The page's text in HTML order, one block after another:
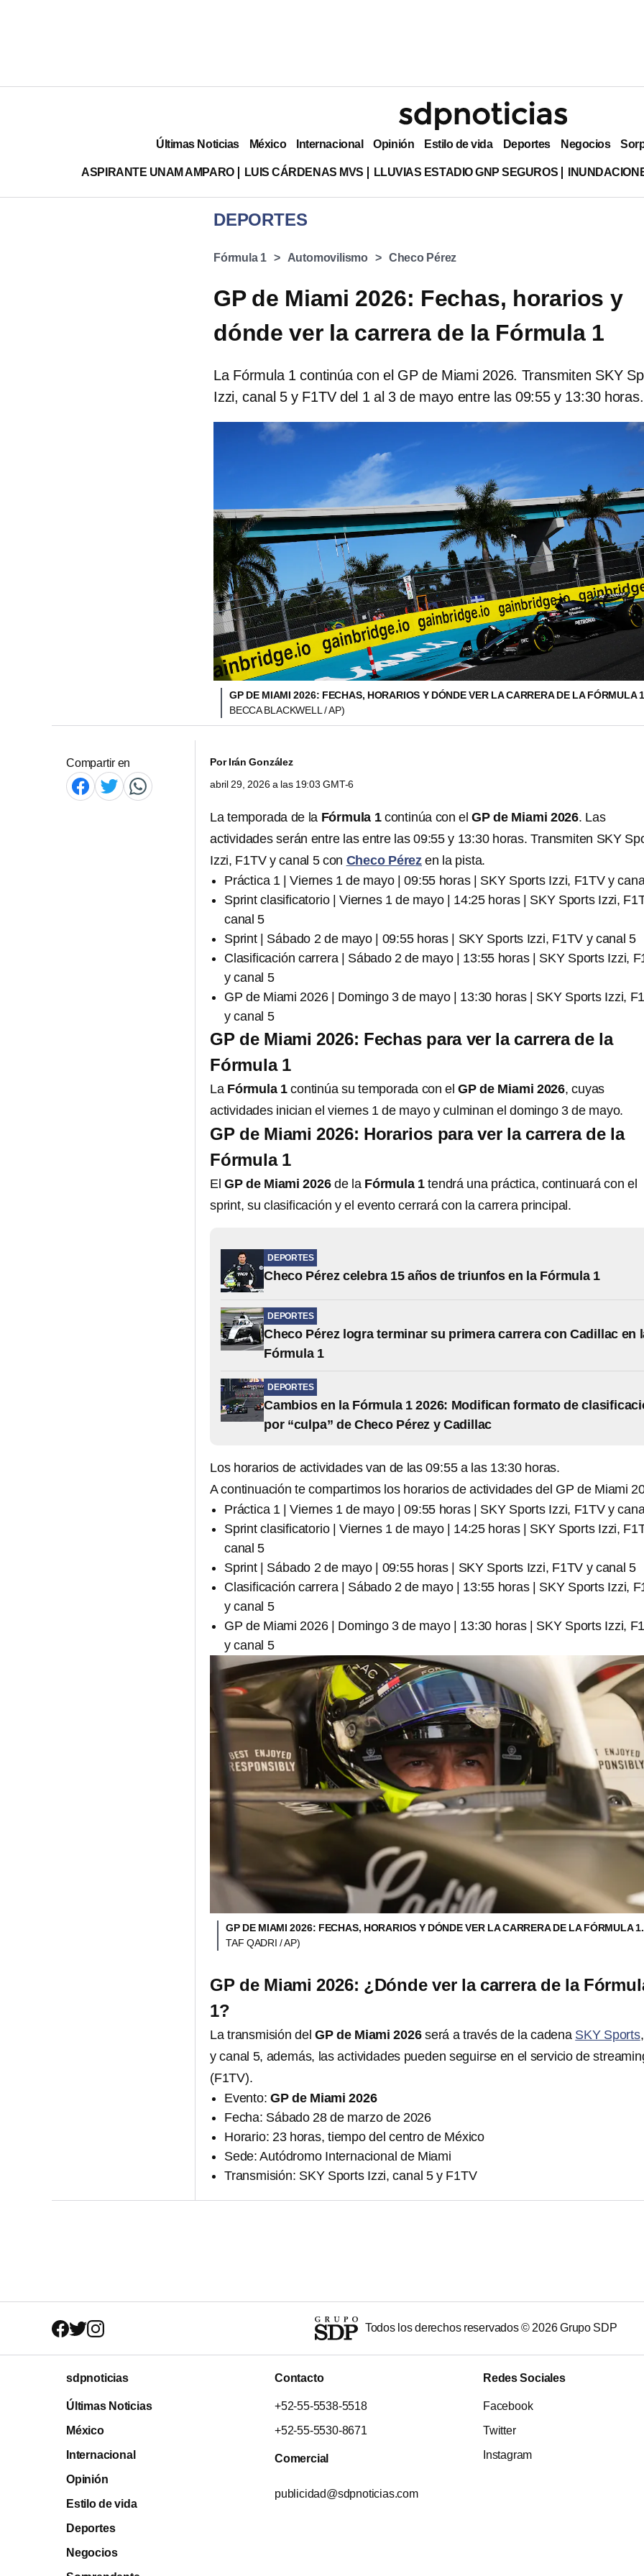
Últimas Noticias México Internacional Opinión Estilo de vida Deportes Negocios
ASPIRANTE UNAM AMPARO LUIS CÁRDENAS MVS LLUVIAS ESTADIO GNP SEGUROS
DEPORTES
Fórmula 1 Automovilismo Checo Pérez
GP de Miami 2026: Fechas, horarios y
dónde ver la carrera de la Fórmula 1
La Fórmula 1 continúa con el GP de Miami 2026. Transmiten SKY
Izzi, canal 5 y F1TV del 1 al 3 de mayo entre las 09:55 y 13:30 horas.
GP DE MIAMI 2026: FECHAS, HORARIOS Y DÓNDE VER LA CARRERA DE LA FÓRMULA
BECCA BLACKWELL / AP)
Compartir en PorIrán González
abril 29, 2026 a las 19:03 GMT-6
La temporada de la Fórmula 1continúa con elGP de Miami 2026. Las
actividades serán entre las entre las 09:55 y 13:30 horas. Transmiten SKY
Izzi, F1TV y canal 5 con Checo Pérez en la pista.
Práctica 1 | Viernes 1 de mayo | 09:55 horas | SKY Sports Izzi, F1TV y
Sprint clasificatorio | Viernes 1 de mayo | 14:25 horas | SKY Sports Izzi,
canal 5
Sprint | Sábado 2 de mayo | 09:55 horas | SKY Sports Izzi, F1TV y canal 5
Clasificación carrera | Sábado 2 de mayo | 13:55 horas | SKY Sports Izzi,
y canal 5
GP de Miami 2026 | Domingo 3 de mayo | 13:30 horas | SKY Sports Izzi,
y canal 5
GP de Miami 2026: Fechas para ver la carrera de la
Fórmula 1
La Fórmula 1continúa su temporada con elGP de Miami 2026, cuyas
actividades inician el viernes 1 de mayo y culminan el domingo 3 de mayo.
GP de Miami 2026: Horarios para ver la carrera de la
Fórmula 1
El GP de Miami 2026de la Fórmula 1tendrá una práctica, continuará con el
sprint, su clasificación y el evento cerrará con la carrera principal.
DEPORTES
Checo Pérez celebra 15 años de triunfos en la Fórmula 1
DEPORTES
Checo Pérez logra terminar su primera carrera con Cadillac en
Fórmula 1
DEPORTES
Cambios en la Fórmula 1 2026: Modifican formato de
por “culpa” de Checo Pérez y Cadillac
Los horarios de actividades van de las 09:55 a las 13:30 horas.
A continuación te compartimos los horarios de actividades del GP de Miami
Práctica 1 | Viernes 1 de mayo | 09:55 horas | SKY Sports Izzi, F1TV y
Sprint clasificatorio | Viernes 1 de mayo | 14:25 horas | SKY Sports Izzi,
canal 5
Sprint | Sábado 2 de mayo | 09:55 horas | SKY Sports Izzi, F1TV y canal 5
Clasificación carrera | Sábado 2 de mayo | 13:55 horas | SKY Sports Izzi,
y canal 5
GP de Miami 2026 | Domingo 3 de mayo | 13:30 horas | SKY Sports Izzi,
y canal 5
GP DE MIAMI 2026: FECHAS, HORARIOS Y DÓNDE VER LA CARRERA DE LA FÓRMULA
TAF QADRI / AP)
GP de Miami 2026: ¿Dónde ver la carrera de la
1?
La transmisión del GP de Miami 2026será a través de la cadena SKY Sports
y canal 5, además, las actividades pueden seguirse en el servicio de
(F1TV).
Evento: GP de Miami 2026
Fecha: Sábado 28 de marzo de 2026
Horario: 23 horas, tiempo del centro de México
Sede: Autódromo Internacional de Miami
Transmisión: SKY Sports Izzi, canal 5 y F1TV
Todos los derechos reservados ©2026Grupo SDP
sdpnoticias
Últimas Noticias
México
Internacional
Opinión
Estilo de vida
Deportes
Negocios
Contacto
+52-55-5538-5518
+52-55-5530-8671
Comercial
publicidad@sdpnoticias.com
Redes Sociales
Facebook
Twitter
Instagram